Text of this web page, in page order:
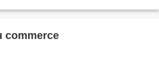
commerce